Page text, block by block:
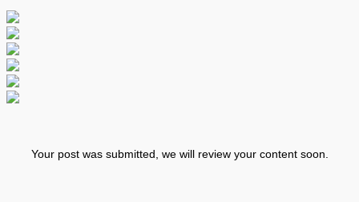
Your post was submitted, we will review your content soon.